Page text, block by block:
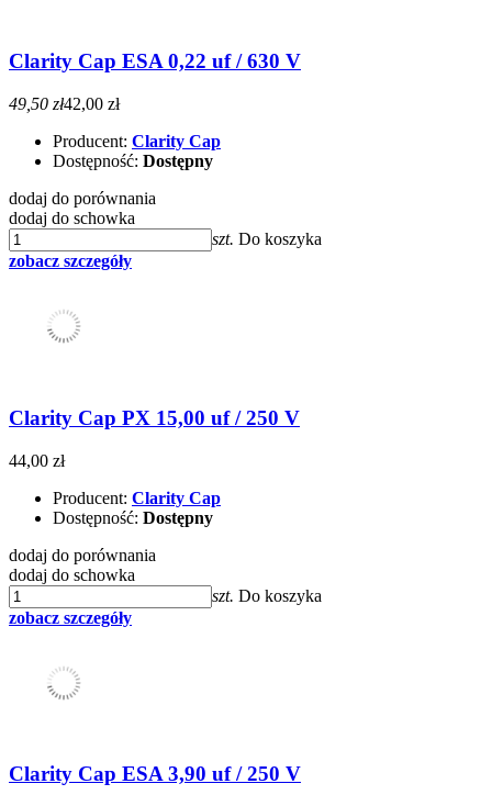
Clarity Cap ESA 0,22 uf / 630 V
49,50 zł42,00 zł
Producent: Clarity Cap
Dostępność: Dostępny
dodaj do porównania
dodaj do schowka
szt. Do koszyka
zobacz szczegóły
Clarity Cap PX 15,00 uf / 250 V
44,00 zł
Producent: Clarity Cap
Dostępność: Dostępny
dodaj do porównania
dodaj do schowka
szt. Do koszyka
zobacz szczegóły
Clarity Cap ESA 3,90 uf / 250 V